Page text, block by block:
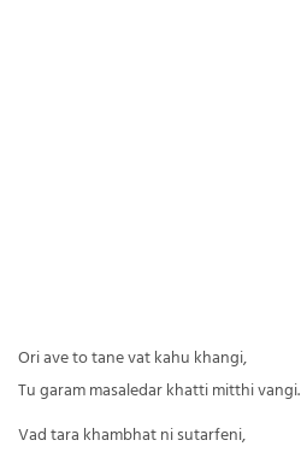
Ori ave to tane vat kahu khangi,
Tu garam masaledar khatti mitthi vangi.
Vad tara khambhat ni sutarfeni,